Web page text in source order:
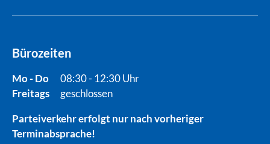
Bürozeiten
Mo - Do
08:30 - 12:30 Uhr
Freitags
geschlossen
Parteiverkehr erfolgt nur nach vorheriger
Terminabsprache!